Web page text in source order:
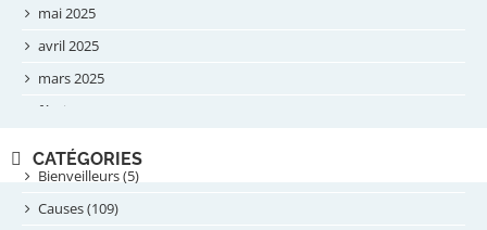
mai 2025
avril 2025
mars 2025
février 2025
septembre 2024
août 2024
CATÉGORIES
Bienveilleurs (5)
Causes (109)